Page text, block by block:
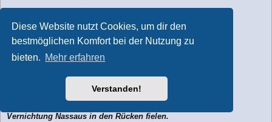
Diese Website nutzt Cookies, um dir den
bestmöglichen Komfort bei der Nutzung zu
bieten. Mehr erfahren
Verstanden!
besetzten die Spanier unter Botschafter
Hernadez-Cortez -dem Bruder der Hyäne - nun
dringlichst empfohlen dieses zu tun ,
Vernichtung Nassaus in den Rücken fielen.